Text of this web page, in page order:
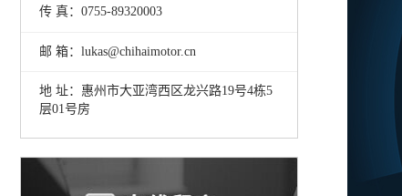
传 真：0755-89320003
邮 箱：lukas@chihaimotor.cn
地 址：惠州市大亚湾西区龙兴路19号4栋5
层01号房